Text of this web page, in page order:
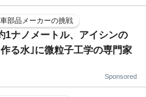
部品メーカーの挑戦
1ナノメートル、アイシンの
る水｣に微粒子工学の専門家
Sponsored